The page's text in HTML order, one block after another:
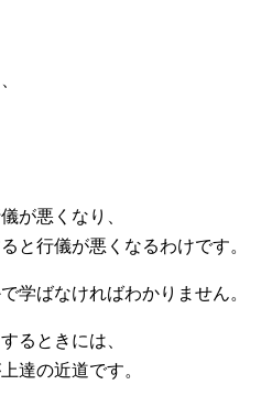
が悪くなり、
と行儀が悪くなるわけです。
学ばなければわかりません。
るときには、
達の近道です。